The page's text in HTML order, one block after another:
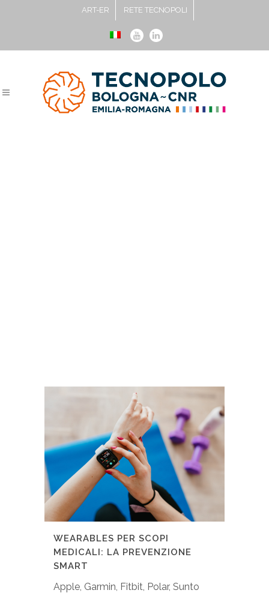
ART-ER RETE TECNOPOLI
WEARABLES PER SCOPI
MEDICALI: LA PREVENZIONE
SMART
Apple, Garmin, Fitbit, Polar, Sunto